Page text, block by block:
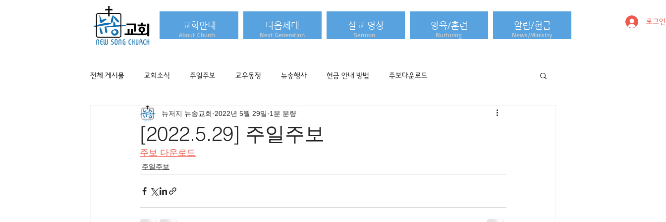
교회안내 다음세대 설교 영상 양육/훈련 알림/헌금
About Church Sermon Nurturing News/Ministry
Next Generation
로그인
전체 게시물 교회소식 주일주보 교우동정 뉴송행사 헌금 안내 방법 주보다운로드
[2022.5.29] 주일주보
뉴저지 뉴송교회 2022년 5월 29일 1분 분량
주보 다운로드
주일주보